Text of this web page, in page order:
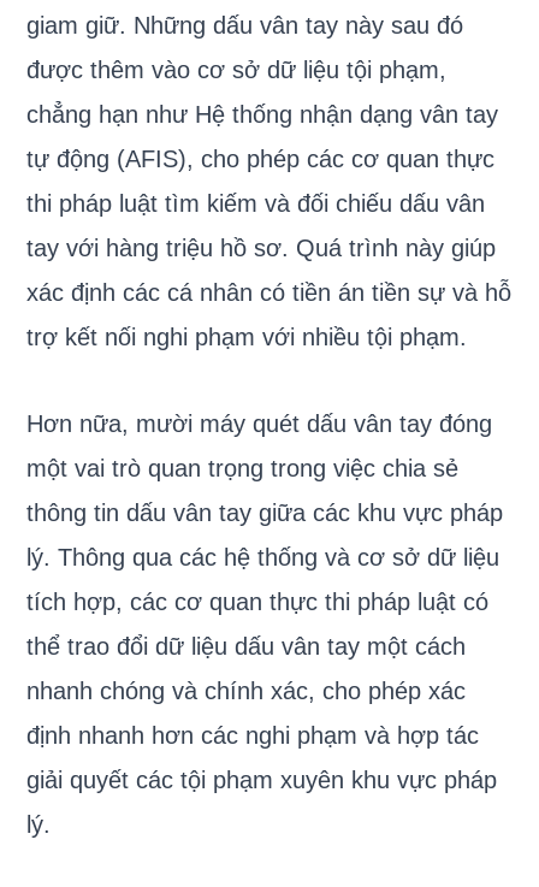
giam giữ. Những dấu vân tay này sau đó
được thêm vào cơ sở dữ liệu tội phạm,
chẳng hạn như Hệ thống nhận dạng vân tay
tự động (AFIS), cho phép các cơ quan thực
thi pháp luật tìm kiếm và đối chiếu dấu vân
tay với hàng triệu hồ sơ. Quá trình này giúp
xác định các cá nhân có tiền án tiền sự và hỗ
trợ kết nối nghi phạm với nhiều tội phạm.
Hơn nữa, mười máy quét dấu vân tay đóng
một vai trò quan trọng trong việc chia sẻ
thông tin dấu vân tay giữa các khu vực pháp
lý. Thông qua các hệ thống và cơ sở dữ liệu
tích hợp, các cơ quan thực thi pháp luật có
thể trao đổi dữ liệu dấu vân tay một cách
nhanh chóng và chính xác, cho phép xác
định nhanh hơn các nghi phạm và hợp tác
giải quyết các tội phạm xuyên khu vực pháp
lý.